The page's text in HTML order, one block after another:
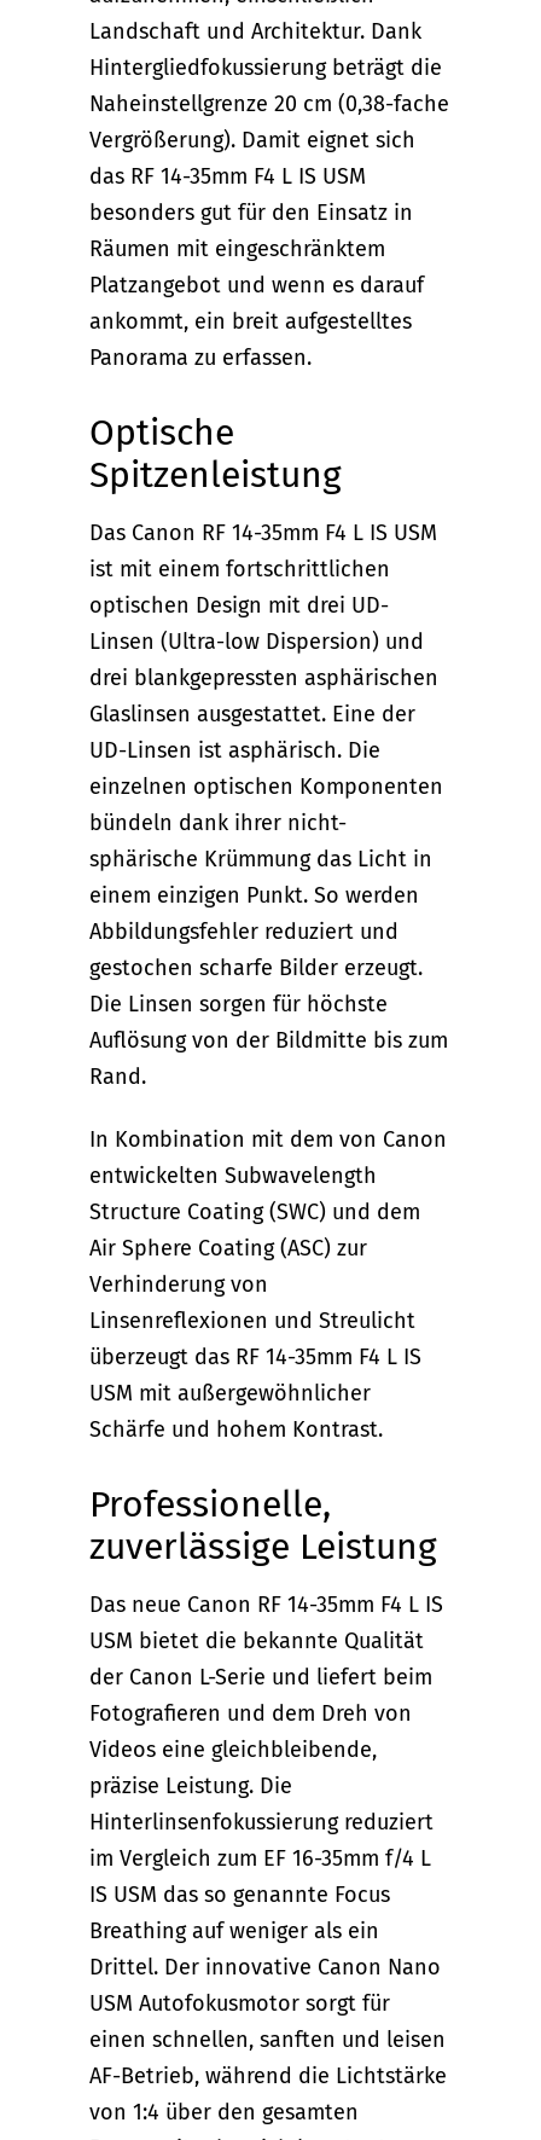
Landschaft und Architektur. Dank
Hintergliedfokussierung beträgt die
Naheinstellgrenze 20 cm (0,38-fache
Vergrößerung). Damit eignet sich
das RF 14-35mm F4 L IS USM
besonders gut für den Einsatz in
Räumen mit eingeschränktem
Platzangebot und wenn es darauf
ankommt, ein breit aufgestelltes
Panorama zu erfassen.
Optische
Spitzenleistung
Das Canon RF 14-35mm F4 L IS USM
ist mit einem fortschrittlichen
optischen Design mit drei UD-
Linsen (Ultra-low Dispersion) und
drei blankgepressten asphärischen
Glaslinsen ausgestattet. Eine der
UD-Linsen ist asphärisch. Die
einzelnen optischen Komponenten
bündeln dank ihrer nicht-
sphärische Krümmung das Licht in
einem einzigen Punkt. So werden
Abbildungsfehler reduziert und
gestochen scharfe Bilder erzeugt.
Die Linsen sorgen für höchste
Auflösung von der Bildmitte bis zum
Rand.
In Kombination mit dem von Canon
entwickelten Subwavelength
Structure Coating (SWC) und dem
Air Sphere Coating (ASC) zur
Verhinderung von
Linsenreflexionen und Streulicht
überzeugt das RF 14-35mm F4 L IS
USM mit außergewöhnlicher
Schärfe und hohem Kontrast.
Professionelle,
zuverlässige Leistung
Das neue Canon RF 14-35mm F4 L IS
USM bietet die bekannte Qualität
der Canon L-Serie und liefert beim
Fotografieren und dem Dreh von
Videos eine gleichbleibende,
präzise Leistung. Die
Hinterlinsenfokussierung reduziert
im Vergleich zum EF 16-35mm f/4 L
IS USM das so genannte Focus
Breathing auf weniger als ein
Drittel. Der innovative Canon Nano
USM Autofokusmotor sorgt für
einen schnellen, sanften und leisen
AF-Betrieb, während die Lichtstärke
von 1:4 über den gesamten